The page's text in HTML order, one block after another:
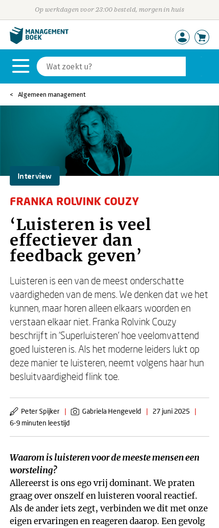
Op werkdagen voor 23:00 besteld, morgen in huis
Algemeen management
Interview
FRANKA ROLVINK COUZY
‘Luisteren is veel
effectiever dan
feedback geven’
Luisteren is een van de meest onderschatte
vaardigheden van de mens. We denken dat we het
kunnen, maar horen alleen elkaars woorden en
verstaan elkaar niet. Franka Rolvink Couzy
beschrijft in ‘Superluisteren’ hoe veelomvattend
goed luisteren is. Als het moderne leiders lukt op
deze manier te luisteren, neemt volgens haar hun
besluitvaardigheid flink toe.
Peter Spijker | Gabriela Hengeveld | 27 juni 2025
|
6-9 minuten leestijd
Waarom is luisteren voor de meeste mensen een
worsteling?
Allereerst is ons ego vrij dominant. We praten
graag over onszelf en luisteren vooral reactief.
Als de ander iets zegt, verbinden we dit met onze
eigen ervaringen en reageren daarop. Een gevolg